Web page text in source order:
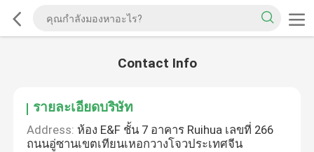
Contact Info
รายละเอียดบริษัท
Address: ห้อง E&F ชั้น 7 อาคาร Ruihua เลขที่ 266
ถนนอู่ซานเขตเทียนเหอกวางโจวประเทศจีน